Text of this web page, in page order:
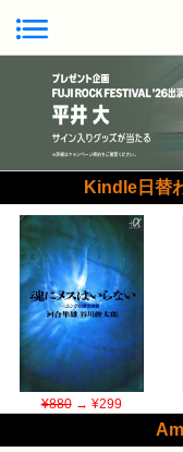
Kindle日替
¥880→ ¥299